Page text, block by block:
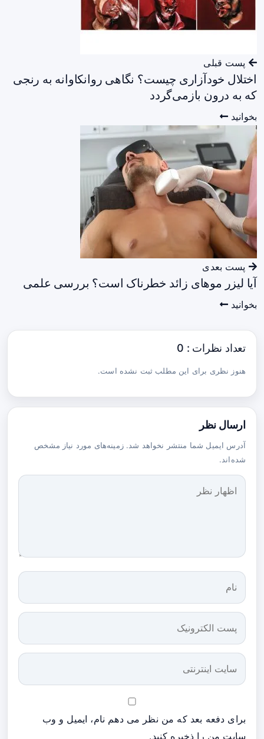
پست قبلی
اختلال خودآزاری چیست؟ نگاهی روانکاوانه به رنجی
که به درون بازمی‌گردد
بخوانید
پست بعدی
آیا لیزر موهای زائد خطرناک است؟ بررسی علمی
بخوانید
تعداد نظرات : 0
هنوز نظری برای این مطلب ثبت نشده است.
ارسال نظر
آدرس ایمیل شما منتشر نخواهد شد. زمینه‌های مورد نیاز مشخص
شده‌اند.
برای دفعه بعد که من نظر می دهم نام، ایمیل و وب
سایت من را ذخیره کنید.